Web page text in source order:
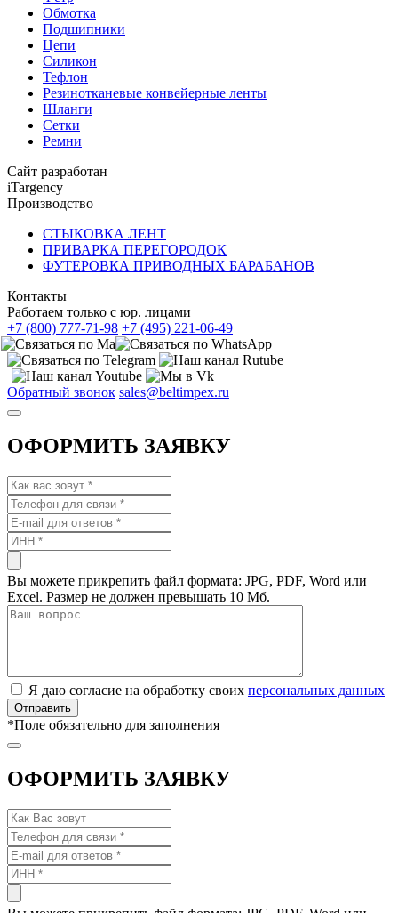
Обмотка
Подшипники
Цепи
Силикон
Тефлон
Резинотканевые конвейерные ленты
Шланги
Сетки
Ремни
Сайт разработан
iTargency
Производство
СТЫКОВКА ЛЕНТ
ПРИВАРКА ПЕРЕГОРОДОК
ФУТЕРОВКА ПРИВОДНЫХ БАРАБАНОВ
Контакты
Работаем только с юр. лицами
+7 (800) 777-71-98 +7 (495) 221-06-49
Обратный звонок sales@beltimpex.ru
ОФОРМИТЬ ЗАЯВКУ
Вы можете прикрепить файл формата: JPG, PDF, Word или
Excel. Размер не должен превышать 10 Мб.
Я даю согласие на обработку своих персональных данных
*Поле обязательно для заполнения
ОФОРМИТЬ ЗАЯВКУ